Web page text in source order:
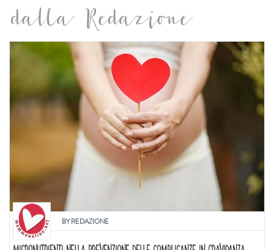
dalla Redazione
BYREDAZIONE